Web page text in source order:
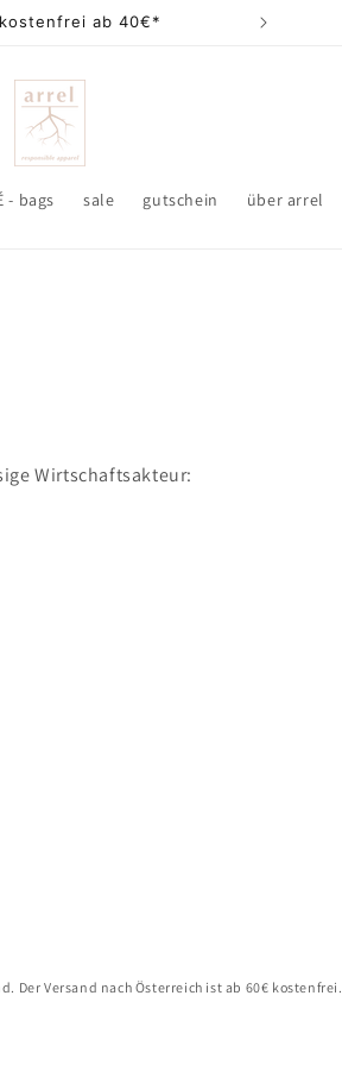
ab 40€*
- bags sale gutschein über arrel
Wirtschaftsakteur:
Der Versand nach Österreich ist ab 60€ kostenfrei.